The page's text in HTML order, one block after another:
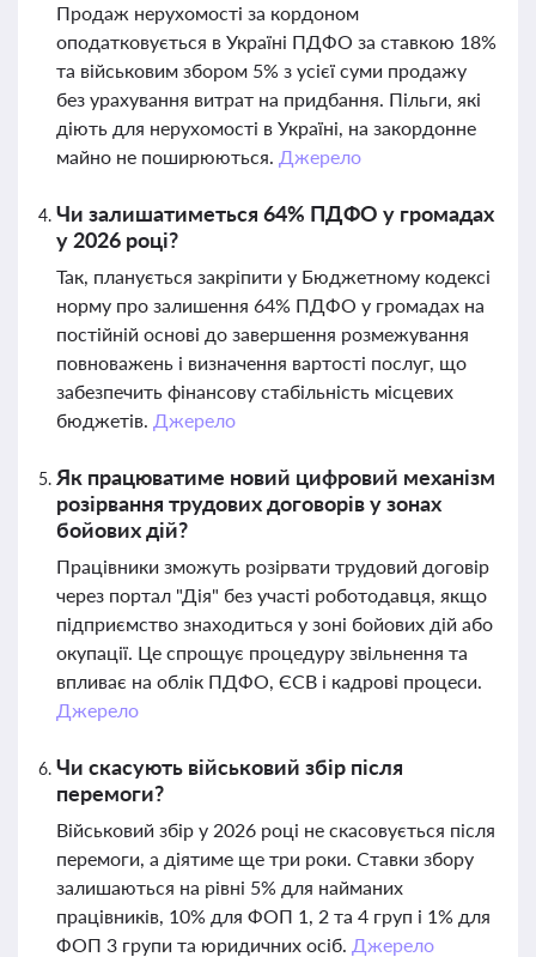
Продаж нерухомості за кордоном
оподатковується в Україні ПДФО за ставкою 18%
та військовим збором 5% з усієї суми продажу
без урахування витрат на придбання. Пільги, які
діють для нерухомості в Україні, на закордонне
майно не поширюються. Джерело
Чи залишатиметься 64% ПДФО у громадах
у 2026 році?
Так, планується закріпити у Бюджетному кодексі
норму про залишення 64% ПДФО у громадах на
постійній основі до завершення розмежування
повноважень і визначення вартості послуг, що
забезпечить фінансову стабільність місцевих
бюджетів. Джерело
Як працюватиме новий цифровий механізм
розірвання трудових договорів у зонах
бойових дій?
Працівники зможуть розірвати трудовий договір
через портал "Дія" без участі роботодавця, якщо
підприємство знаходиться у зоні бойових дій або
окупації. Це спрощує процедуру звільнення та
впливає на облік ПДФО, ЄСВ і кадрові процеси.
Джерело
Чи скасують військовий збір після
перемоги?
Військовий збір у 2026 році не скасовується після
перемоги, а діятиме ще три роки. Ставки збору
залишаються на рівні 5% для найманих
працівників, 10% для ФОП 1, 2 та 4 груп і 1% для
ФОП 3 групи та юридичних осіб. Джерело